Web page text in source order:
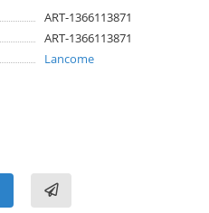
ART-1366113871
ART-1366113871
Lancome